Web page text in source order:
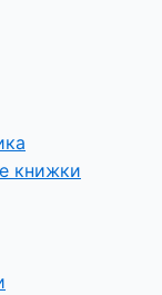
книжки